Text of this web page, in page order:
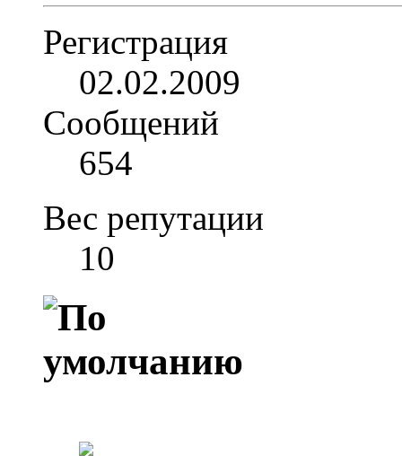
Регистрация
02.02.2009
Сообщений
654
Вес репутации
10